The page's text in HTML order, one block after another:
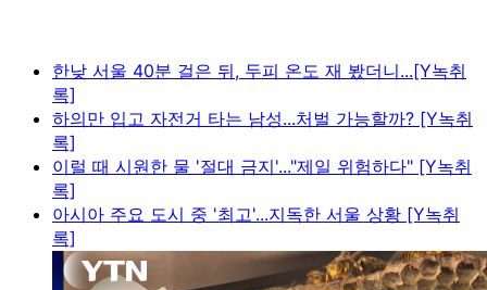
한낮 서울 40분 걸은 뒤, 두피 온도 재 봤더니...[Y녹취
록]
하의만 입고 자전거 타는 남성...처벌 가능할까? [Y녹취
록]
이럴 때 시원한 물 '절대 금지'..."제일 위험하다" [Y녹취
록]
아시아 주요 도시 중 '최고'...지독한 서울 상황 [Y녹취
록]